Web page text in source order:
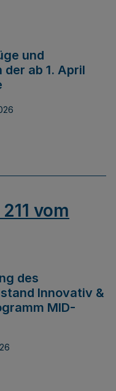
und
ab 1. April
vom
des
Innovativ &
MID-